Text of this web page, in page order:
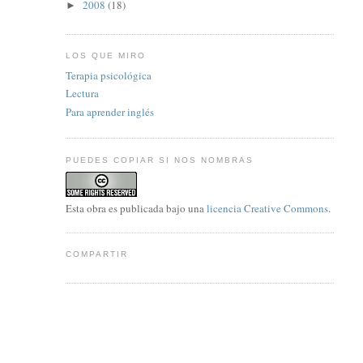
► 2008 (18)
LOS QUE MIRO
Terapia psicológica
Lectura
Para aprender inglés
PUEDES COPIAR SI NOS NOMBRAS
Estaobraes publicada bajo unalicencia Creative Commons.
COMPARTIR